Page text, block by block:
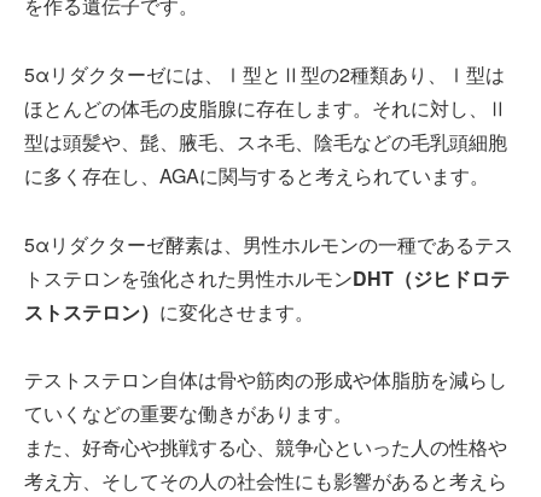
5αリダクターゼには、Ⅰ型とⅡ型の2種類あり、Ⅰ型は
ほとんどの体毛の皮脂腺に存在します。それに対し、Ⅱ
型は頭髪や、髭、腋毛、スネ毛、陰毛などの毛乳頭細胞
に多く存在し、AGAに関与すると考えられています。
5αリダクターゼ酵素は、男性ホルモンの一種であるテス
トステロンを強化された男性ホルモンDHT（ジヒドロテ
ストステロン） に変化させます。
テストステロン自体は骨や筋肉の形成や体脂肪を減らし
ていくなどの重要な働きがあります。
また、好奇心や挑戦する心、競争心といった人の性格や
考え方、そしてその人の社会性にも影響があると考えら